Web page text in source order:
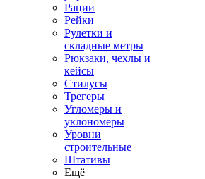
Рации
Рейки
Рулетки и
складные метры
Рюкзаки, чехлы и
кейсы
Стилусы
Трегеры
Угломеры и
уклономеры
Уровни
строительные
Штативы
Ещё